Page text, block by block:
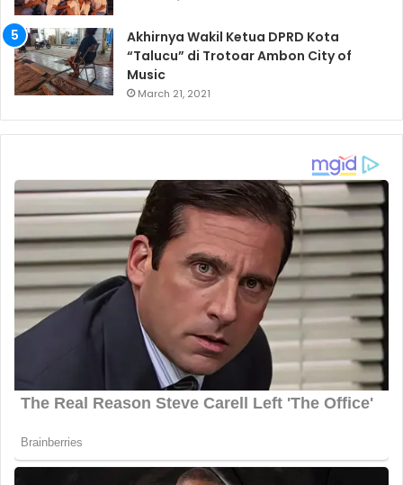
Akhirnya Wakil Ketua DPRD Kota
“Talucu” di Trotoar Ambon City of
Music
March 21, 2021